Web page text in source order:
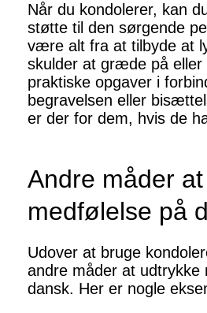
Når du kondolerer, kan
støtte til den sørgende
være alt fra at tilbyde at
skulder at græde på
praktiske opgaver i
begravelsen eller
er der for dem, hvis de
Andre måder
medfølelse på
Udover at bruge
andre måder at udtrykke
dansk. Her er nogle